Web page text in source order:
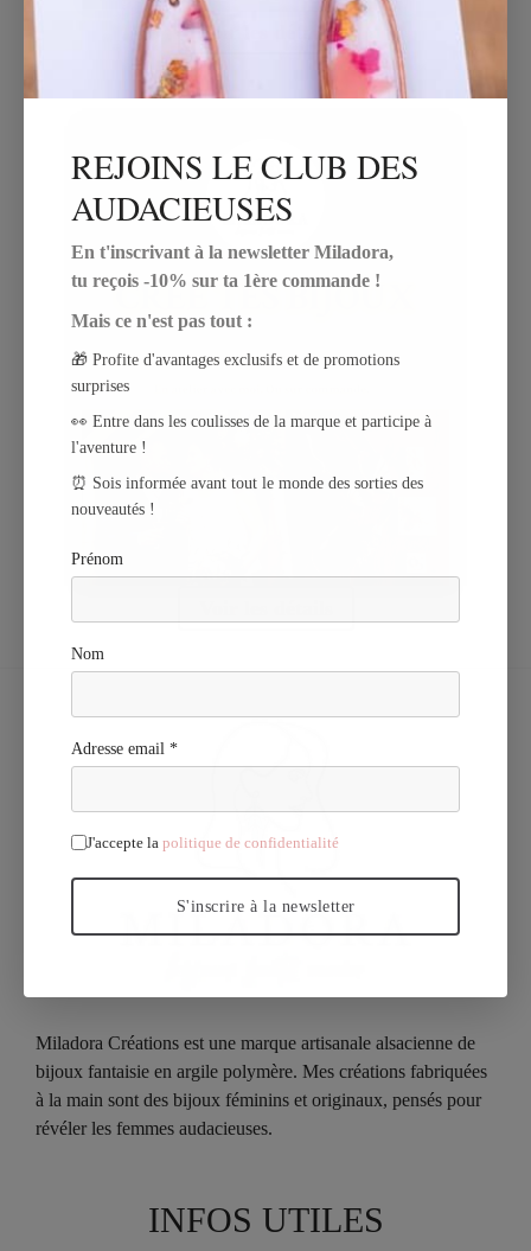
Voir les détails
Miladora Créations est une marque artisanale alsacienne de
bijoux fantaisie en argile polymère. Mes créations fabriquées
à la main sont des bijoux féminins et originaux, pensés pour
révéler les femmes audacieuses.
INFOS UTILES
REJOINS LE CLUB DES
AUDACIEUSES
En t'inscrivant à la newsletter Miladora,
tu reçois -10% sur ta 1ère commande !
Mais ce n'est pas tout :
🎁 Profite d'avantages exclusifs et de promotions
surprises
👀 Entre dans les coulisses de la marque et participe à
l'aventure !
⏰ Sois informée avant tout le monde des sorties des
nouveautés !
Prénom
Nom
Adresse email *
J'accepte la politique de confidentialité
S'inscrire à la newsletter